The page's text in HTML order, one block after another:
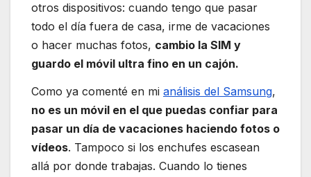
otros dispositivos: cuando tengo que pasar
todo el día fuera de casa, irme de vacaciones
o hacer muchas fotos, cambio la SIM y
guardo el móvil ultra fino en un cajón.
Como ya comenté en mi análisis del Samsung,
no es un móvil en el que puedas confiar para
pasar un día de vacaciones haciendo fotos o
vídeos. Tampoco si los enchufes escasean
allá por donde trabajas. Cuando lo tienes